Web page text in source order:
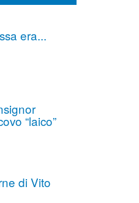
era...
“laico”
di Vito